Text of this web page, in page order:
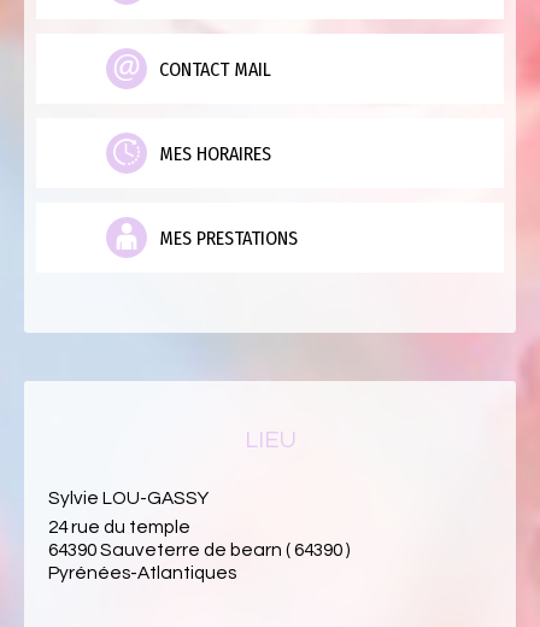
CONTACT MAIL
MES HORAIRES
MES PRESTATIONS
LIEU
Sylvie LOU-GASSY
24 rue du temple
64390 Sauveterre de bearn ( 64390 )
Pyrénées-Atlantiques